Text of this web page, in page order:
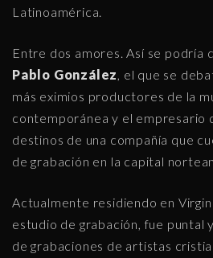
Latinoamérica.
Entre dos amores. Así se podría
Pablo González , el que se
más eximios productores de la
contemporánea y el empresario
destinos de una compañía que
de grabación en la capital
Actualmente residiendo en
estudio de grabación, fue puntal
de grabaciones de artistas